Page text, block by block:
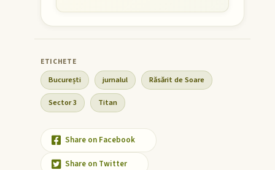
București jurnalul Răsărit de Soare
Sector 3 Titan
Share on Facebook
Share on Twitter